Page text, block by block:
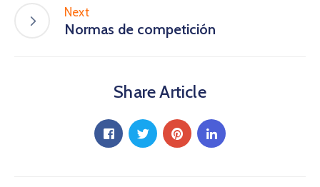
Next
Normas de competición
Share Article